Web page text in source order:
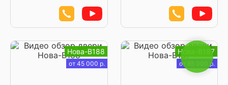
Нова-В188
от 45 000 р.
Нова-В187
от 85 000 р.